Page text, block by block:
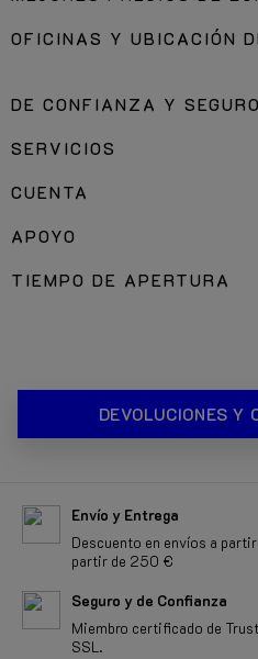
OFICINAS Y UBICACIÓN
DE CONFIANZA Y SEGURO
SERVICIOS
CUENTA
APOYO
TIEMPO DE APERTURA
DEVOLUCIONES Y
Envío y Entrega
Descuento en envíos a
partir de 250 €
Seguro y de Confianza
Miembro certificado de
SSL.